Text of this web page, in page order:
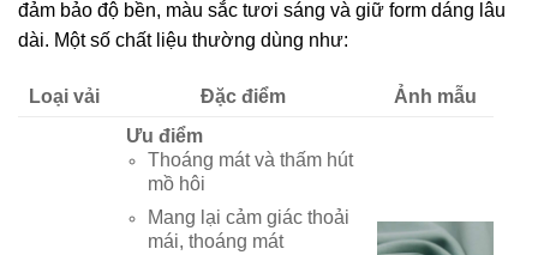
đảm bảo độ bền, màu sắc tươi sáng và giữ form dáng lâu
dài. Một số chất liệu thường dùng như:
Loại vải Đặc điểm Ảnh mẫu
Ưu điểm
Thoáng mát và thấm hút
mồ hôi
Mang lại cảm giác thoải
mái, thoáng mát